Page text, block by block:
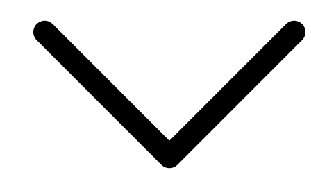
서분실공고 #유상옵션계약서분실공고 #발코니확장계약서분실
공고 #분양권분실공고 #사전청약계약서분실공고 #아파트분실
공고 #조합원분실공고 #오피스텔분실공고 #지역주택조합분실
공고 #사전청약계약서분실공고 #임대차계약서분실공고 #골프
회원권분실공고 #골프장분실공고 #골프장회원권분실공고 #회
원증분실공고 #골프회원증분실공고 #콘도회원권분실공고 #리
조트회원권분실공고 #교단탈퇴신문공고 #상속인없는재산의청
산공고 #상속인없는재산의청산신문공고 #상속재산관리인선임
신문공고 #상속재산관리인선임공고 #채권수증공고 #채권수증
신문공고 #분묘개장신문공고 #무연고분묘개장공고 #매각공고